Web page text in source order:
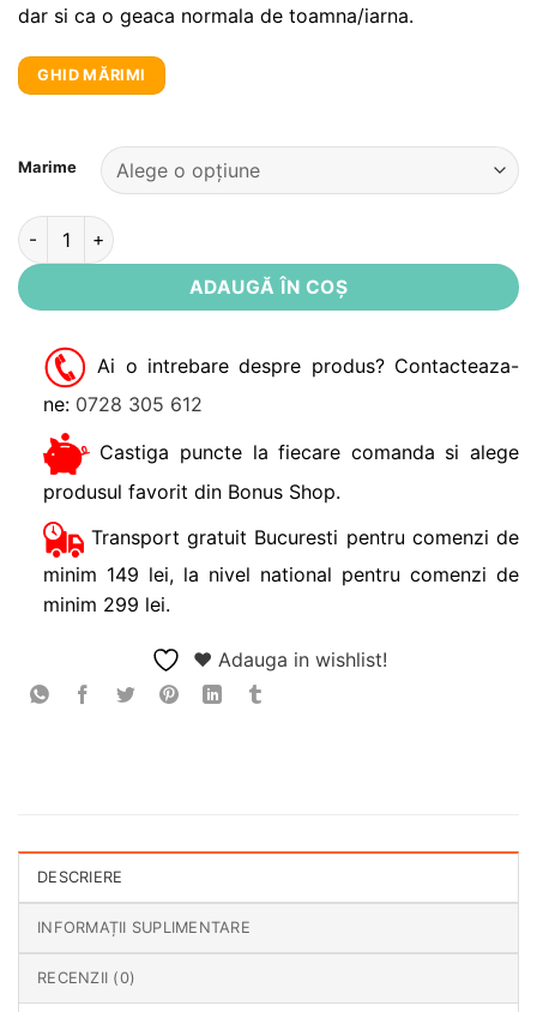
dar si ca o geaca normala de toamna/iarna.
GHID MĂRIMI
Marime
Cantitate Geaca pentru gravide 3in1 bleumarin New Anna
ADAUGĂ ÎN COȘ
Alternative:
Ai o intrebare despre produs? Contacteaza-
ne: 0728 305 612
Castiga puncte la fiecare comanda si alege
produsul favorit din Bonus Shop.
Transport gratuit Bucuresti pentru comenzi de
minim 149 lei, la nivel national pentru comenzi de
minim 299 lei.
❤ Adauga in wishlist!
DESCRIERE
INFORMAȚII SUPLIMENTARE
RECENZII (0)